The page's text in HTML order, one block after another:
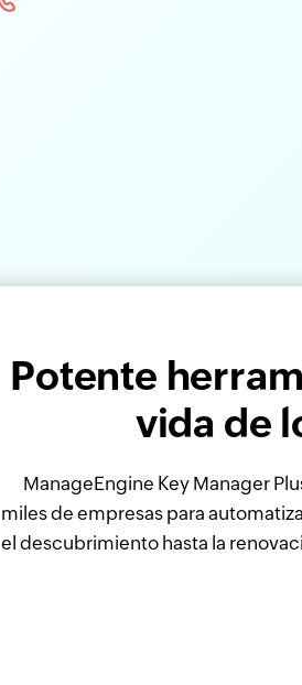
Potente
vida de
ManageEngine Key Manager
miles de empresas para
el descubrimiento hasta la